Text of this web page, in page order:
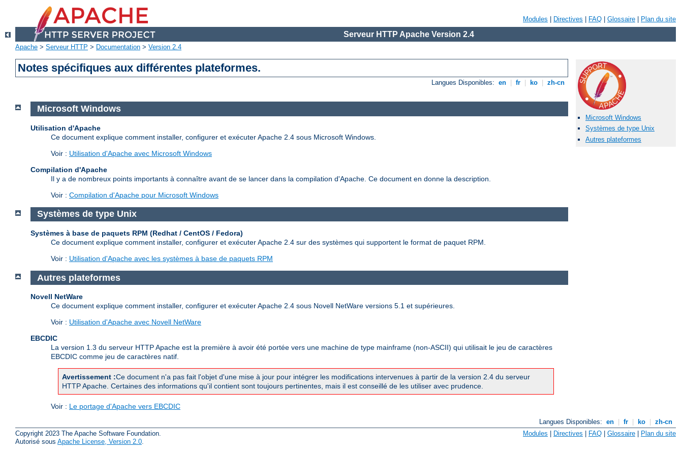
Modules Directives FAQ Glossaire Plan du site
Serveur HTTP Apache Version 2.4
Apache > Serveur HTTP > Documentation > Version 2.4
Notes spécifiques aux différentes plateformes.
Langues Disponibles: en fr ko zh-cn
Microsoft Windows
Systèmes de type Unix
Autres plateformes
Microsoft Windows
Utilisation d'Apache
Ce document explique comment installer, configurer et exécuter Apache 2.4 sous Microsoft Windows.
Voir : Utilisation d'Apache avec Microsoft Windows
Compilation d'Apache
Il y a de nombreux points importants à connaître avant de se lancer dans la compilation d'Apache. Ce document en donne la description.
Voir : Compilation d'Apache pour Microsoft Windows
Systèmes de type Unix
Systèmes à base de paquets RPM (Redhat / CentOS / Fedora)
Ce document explique comment installer, configurer et exécuter Apache 2.4 sur des systèmes qui supportent le format de paquet RPM.
Voir : Utilisation d'Apache avec les systèmes à base de paquets RPM
Autres plateformes
Novell NetWare
Ce document explique comment installer, configurer et exécuter Apache 2.4 sous Novell NetWare versions 5.1 et supérieures.
Voir : Utilisation d'Apache avec Novell NetWare
EBCDIC
La version 1.3 du serveur HTTP Apache est la première à avoir été portée vers une machine de type mainframe (non-ASCII) qui utilisait le jeu de caractères
EBCDIC comme jeu de caractères natif.
Avertissement :Ce document n'a pas fait l'objet d'une mise à jour pour intégrer les modifications intervenues à partir de la version 2.4 du serveur
HTTP Apache. Certaines des informations qu'il contient sont toujours pertinentes, mais il est conseillé de les utiliser avec prudence.
Voir : Le portage d'Apache vers EBCDIC
Langues Disponibles: en fr ko
zh-cn
Copyright 2023 The Apache Software Foundation.
Autorisé sous Apache License, Version 2.0
Modules Directives FAQ Glossaire Plan du site